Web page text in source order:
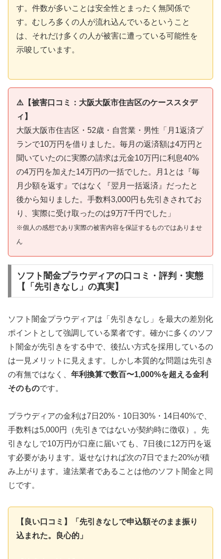
す。件数が多いことは安全性とまったく無関係で
す。むしろ多くの人が流れ込んでいるということ
は、それだけ多くの人が被害に遭っている可能性を
示唆しています。
⚠️【被害口コミ：大阪大阪市住吉区のケーススタデ
ィ】
大阪大阪市住吉区・52歳・自営業・男性「月1返済プ
ランで10万円を借りました。毎月の返済額は4万円と
聞いていたのに実際の請求は元金10万円に利息40%
の4万円を加えた14万円の一括でした。月1とは『毎
月少額を返す』ではなく『翌月一括返済』だったと
後から知りました。手数料3,000円も先引きされてお
り、実際に受け取ったのは9万7千円でした」
※個人の感想であり実際の被害内容を保証するものではありませ
ん
ソフト闇金プラウディアの口コミ・評判・実態
【「先引きなし」の真実】
ソフト闇金プラウディアは「先引きなし」を最大の差別化
ポイントとして強調している業者です。確かに多くのソフ
ト闇金が先引きをする中で、後払い方式を採用しているの
は一見メリットに見えます。しかし本質的な問題は先引き
の有無ではなく、 年利換算で数百〜1,000%を超える金利
そのものです。
プラウディアの金利は7日20%・10日30%・14日40%で、
手数料は5,000円（先引きではないが契約時に徴収）。先
引きなしで10万円が口座に届いても、7日後に12万円を返
す必要があります。返せなければ次の7日でまた20%が積
み上がります。違法業者であることは他のソフト闇金と同
じです。
【良い口コミ】「先引きなしで申込額そのまま振り
込まれた。良心的」